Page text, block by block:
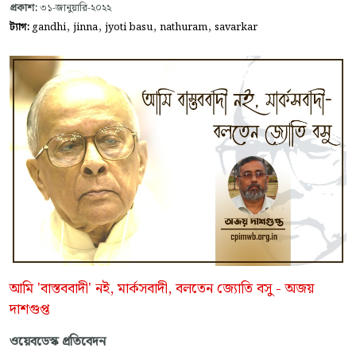
প্রকাশ:৩১-জানুয়ারি-২০২২
ট্যাগ: gandhi, jinna, jyoti basu, nathuram, savarkar
আমি 'বাস্তববাদী' নই, মার্কসবাদী, বলতেন জ্যোতি বসু - অজয়
দাশগুপ্ত
ওয়েবডেস্ক প্রতিবেদন